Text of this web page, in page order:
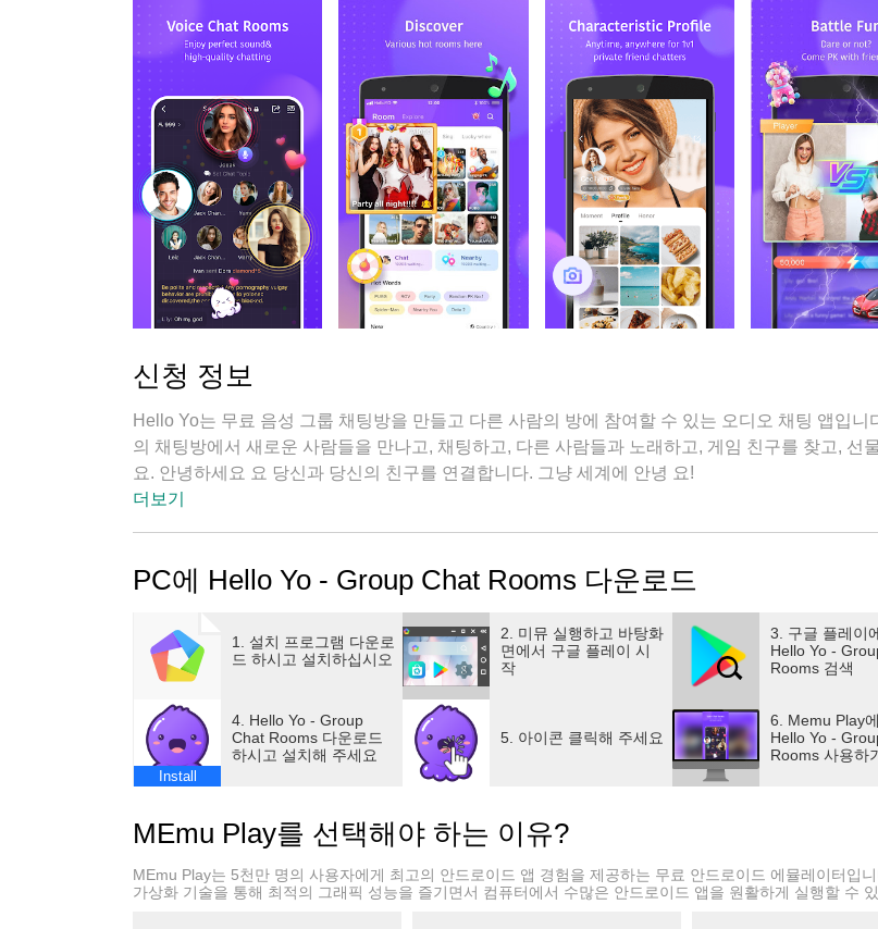
신청 정보
Hello Yo는 무료 음성 그룹 채팅방을 만들고 다른 사람의 방에 참여할 수 있는 오디오 채팅 앱입니
의 채팅방에서 새로운 사람들을 만나고, 채팅하고, 다른 사람들과 노래하고, 게임 친구를 찾고, 선
요. 안녕하세요 요 당신과 당신의 친구를 연결합니다. 그냥 세계에 안녕 요!
안녕 요! 우리는 근처에 있습니다.
안녕 요! 외로움을 없애세요.
안녕 요! 낯선 사람의 목소리만 사랑하십시오.
---------❤주요 기능❤---------
무료 채팅 보이스 룸
# 무료로 그룹 채팅방을 만들고, 함께 채팅하고, 함께 즐거운 시간을 보내세요. 또한 무료 메시지,
무료 비디오는 서로를 더 가깝게 만듭니다.
새로운 캐주얼 게임
# 쉽고 재미있게 플레이하세요. 무작위 팀으로 시작하여 플레이하는 동안 새로운 친구를 사귈 수
더보기
PC에 Hello Yo - Group Chat Rooms 다운로드
1. 설치 프로그램 다운로
드 하시고 설치하십시오
2. 미뮤 실행하고 바탕화
면에서 구글 플레이 시
작
3. 구글 플레이
Hello Yo -
Rooms 검색
Install
4. Hello Yo - Group
Chat Rooms 다운로드
하시고 설치해 주세요
5. 아이콘 클릭해 주세요
6. Memu Play
Hello Yo -
Rooms 사용하
MEmu Play를 선택해야 하는 이유?
MEmu Play는 5천만 명의 사용자에게 최고의 안드로이드 앱 경험을 제공하는 무료 안드로이드 에뮬레이터입
가상화 기술을 통해 최적의 그래픽 성능을 즐기면서 컴퓨터에서 수많은 안드로이드 앱을 원활하게 실행할 수